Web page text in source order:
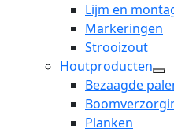
Lijm en
Markeringen
Strooizout
Houtproducten
Bezaagde
Planken